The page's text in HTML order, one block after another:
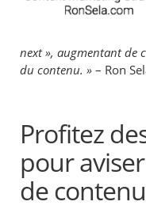
next », augmentant de
du contenu. »– Ron
Profitez
pour
de contenu